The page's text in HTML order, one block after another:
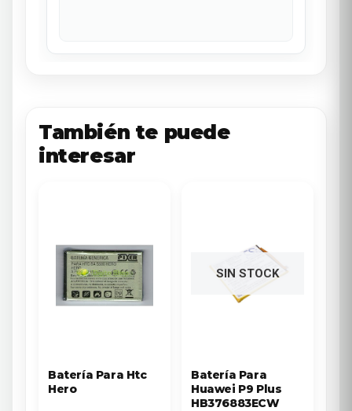
También te puede
interesar
Batería Para Htc
Hero
SIN STOCK
Batería Para
Huawei P9 Plus
HB376883ECW